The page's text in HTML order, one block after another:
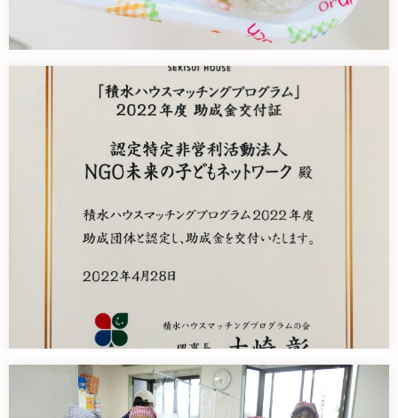
急遽「お弁当」です！！
またまた龍ケ崎市に子どもたちへの…
積水ハウスの皆様のお蔭で無事水泳教室できまし